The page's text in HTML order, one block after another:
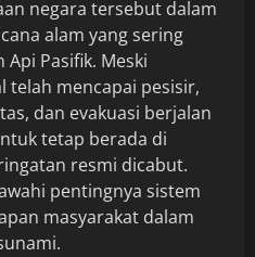
negara tersebut dalam
alam yang sering
Pasifik. Meski
telah mencapai pesisir,
dan evakuasi berjalan
tetap berada di
resmi dicabut.
pentingnya sistem
masyarakat dalam